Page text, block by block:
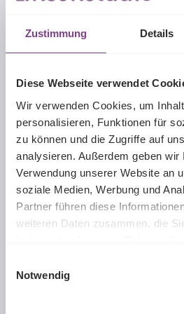
Zustimmung Details
Diese Webseite verwendet
Wir verwenden Cookies, um
personalisieren, Funktionen für
zu können und die Zugriffe auf
analysieren. Außerdem geben
Verwendung unserer Website an
soziale Medien, Werbung und
Partner führen diese
weiteren Daten zusammen, die
Notwendig
Kontaktlinsen fünf Sekunden
Behälter bis zur Markierung
einsetzen
auswaschen und trocknen
Eine ausführliche Pflegeanleitung
Blog.
Aosept Plus im Linsenstudio
System. Darum kaufst du bei uns
Mengen besonders günstig. Ein Set